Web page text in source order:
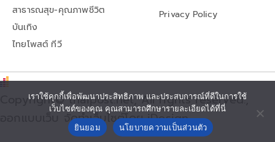
สาธารณสุข-คุณภาพชีวิต
บันเทิง
ไทยโพสต์ ทีวี
Privacy Policy
Copyright© thaipost.net, All rights reserved.,
ออกแบบเว็บ จัดทำเว็บไซต์โดย iDesign
เราใช้คุกกี้เพื่อพัฒนาประสิทธิภาพ และประสบการณ์ที่ดีในการใช้
เว็บไซต์ของคุณ คุณสามารถศึกษารายละเอียดได้ที่นี่
ยินยอม
นโยบายความเป็นส่วนตัว